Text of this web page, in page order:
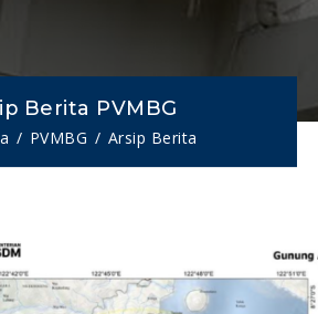
Berita PVMBG
PVMBG Arsip Berita